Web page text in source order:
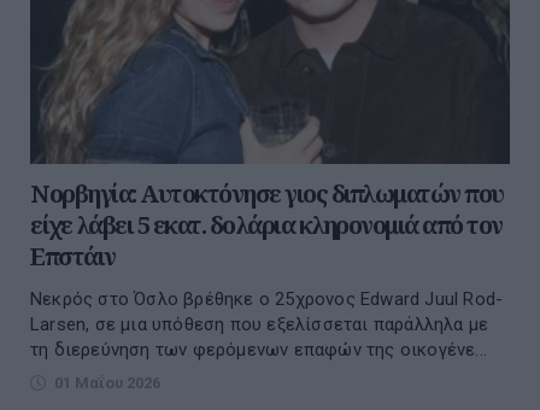
Νορβηγία: Αυτοκτόνησε γιος διπλωματών που
είχε λάβει 5 εκατ. δολάρια κληρονομιά από τον
Επστάιν
Νεκρός στο Όσλο βρέθηκε ο 25χρονος Edward Juul Rod-
Larsen, σε μια υπόθεση που εξελίσσεται παράλληλα με
τη διερεύνηση των φερόμενων επαφών της οικογένε...
01 Μαΐου 2026